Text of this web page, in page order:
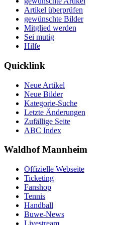
Artikel überprüfen
gewünschte Bilder
Mitglied werden
Sei mutig
Hilfe
Quicklink
Neue Artikel
Neue Bilder
Kategorie-Suche
Letzte Änderungen
Zufällige Seite
ABC Index
Waldhof Mannheim
Offizielle Webseite
Ticketing
Fanshop
Tennis
Handball
Buwe-News
Livestream